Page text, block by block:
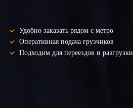
Удобно заказать рядом с метро
Оперативная подача грузчиков
Подходим для переездов и разгрузки